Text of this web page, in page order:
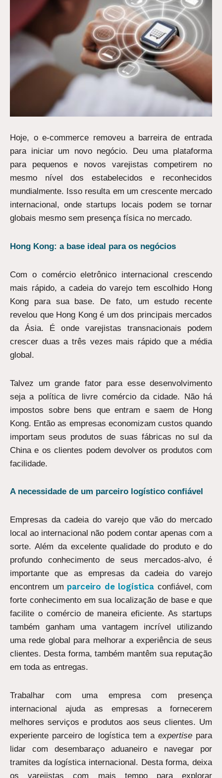
Hoje, o e-commerce removeu a barreira de entrada
para iniciar um novo negócio. Deu uma plataforma
para pequenos e novos varejistas competirem no
mesmo nível dos estabelecidos e reconhecidos
mundialmente. Isso resulta em um crescente mercado
internacional, onde startups locais podem se tornar
globais mesmo sem presença física no mercado.
Hong Kong: a base ideal para os negócios
Com o comércio eletrônico internacional crescendo
mais rápido, a cadeia do varejo tem escolhido Hong
Kong para sua base. De fato, um estudo recente
revelou que Hong Kong é um dos principais mercados
da Ásia. É onde varejistas transnacionais podem
crescer duas a três vezes mais rápido que a média
global.
Talvez um grande fator para esse desenvolvimento
seja a política de livre comércio da cidade. Não há
impostos sobre bens que entram e saem de Hong
Kong. Então as empresas economizam custos quando
importam seus produtos de suas fábricas no sul da
China e os clientes podem devolver os produtos com
facilidade.
A necessidade de um parceiro logístico confiável
Empresas da cadeia do varejo que vão do mercado
local ao internacional não podem contar apenas com a
sorte. Além da excelente qualidade do produto e do
profundo conhecimento de seus mercados-alvo, é
importante que as empresas da cadeia do varejo
encontrem um parceiro de logística confiável, com
forte conhecimento em sua localização de base e que
facilite o comércio de maneira eficiente. As startups
também ganham uma vantagem incrível utilizando
uma rede global para melhorar a experiência de seus
clientes. Desta forma, também mantêm sua reputação
em toda as entregas.
Trabalhar com uma empresa com presença
internacional ajuda as empresas a fornecerem
melhores serviços e produtos aos seus clientes. Um
experiente parceiro de logística tem a expertise para
lidar com desembaraço aduaneiro e navegar por
tramites da logística internacional. Desta forma, deixa
os varejistas com mais tempo para explorar